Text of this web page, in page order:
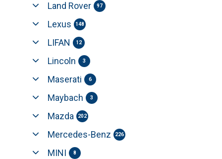
Land Rover 97
Lexus 148
LIFAN 12
Lincoln 3
Maserati 6
Maybach 3
Mazda 202
Mercedes-Benz 226
MINI 8